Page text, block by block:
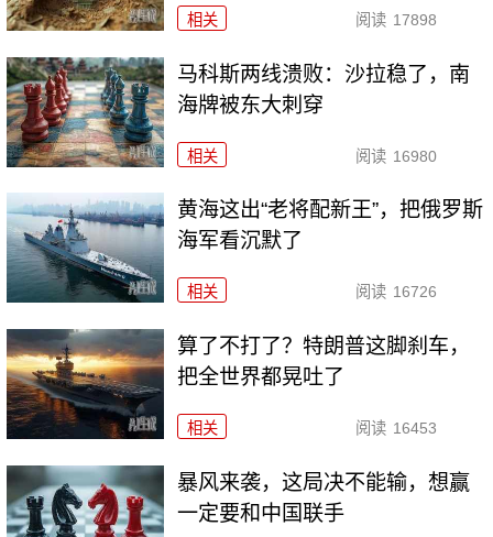
相关 阅读 17898
马科斯两线溃败：沙拉稳了，南
海牌被东大刺穿
相关 阅读 16980
黄海这出“老将配新王”，把俄罗斯
海军看沉默了
相关 阅读 16726
算了不打了？特朗普这脚刹车，
把全世界都晃吐了
相关 阅读 16453
暴风来袭，这局决不能输，想赢
一定要和中国联手